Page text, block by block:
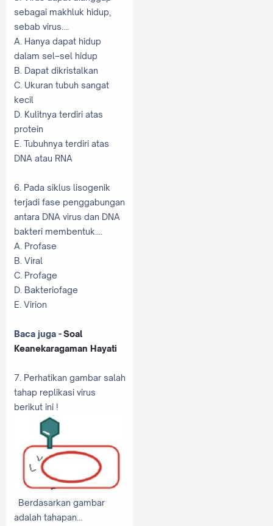
sebagai makhluk hidup,
sebab virus....
A. Hanya dapat hidup
dalam sel–sel hidup
B. Dapat dikristalkan
C. Ukuran tubuh sangat
kecil
D. Kulitnya terdiri atas
protein
E. Tubuhnya terdiri atas
DNA atau RNA
6. Pada siklus lisogenik
terjadi fase penggabungan
antara DNA virus dan DNA
bakteri membentuk....
A. Profase
B. Viral
C. Profage
D. Bakteriofage
E. Virion
Baca juga -Soal
Keanekaragaman Hayati
7. Perhatikan gambar salah
tahap replikasi virus
berikut ini !
Berdasarkan gambar
adalah tahapan...